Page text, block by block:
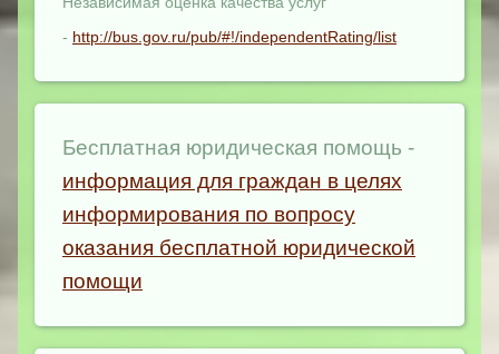
- http://bus.gov.ru/pub/#!/independentRating/list
Бесплатная юридическая помощь -
информация для граждан в целях
информирования по вопросу
оказания бесплатной юридической
помощи